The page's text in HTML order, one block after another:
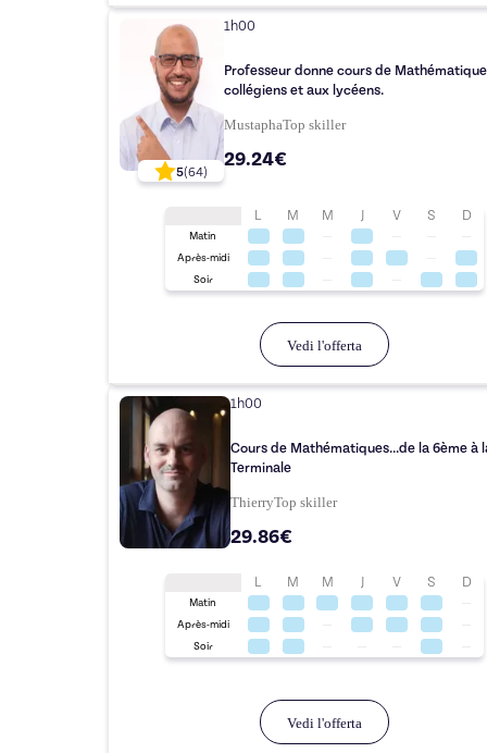
5(64)
1h00
Professeur donne cours de
collégiens et aux lycéens.
MustaphaTop skiller
29.24€
L M M J V S D
Matin
Après-midi
Soir
Vedi l'offerta
1h00
Cours de Mathématiques...de la 6ème à
Terminale
ThierryTop skiller
29.86€
L M M J V S D
Matin
Après-midi
Soir
Vedi l'offerta